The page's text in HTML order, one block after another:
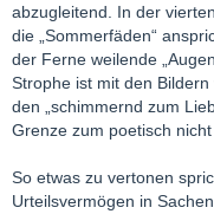
abzugleitend. In der
die „Sommerfäden“
der Ferne weilende
Strophe ist mit den
den „schimmernd zum
Grenze zum poetisch
So etwas zu vertonen
Urteilsvermögen in